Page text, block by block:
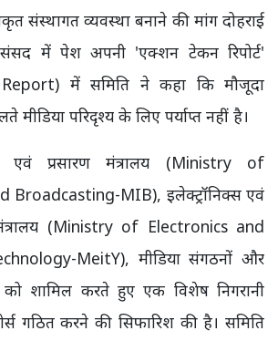
संस्थागत व्यवस्था बनाने की मांग दोहराई
में पेश अपनी 'एक्शन टेकन रिपोर्ट'
में समिति ने कहा कि मौजूदा
मीडिया परिदृश्य के लिए पर्याप्त नहीं है।
प्रसारण मंत्रालय (Ministry of
MIB), इलेक्ट्रॉनिक्स एवं
मंत्रालय (Ministry of Electronics and
MeitY), मीडिया संगठनों और
को शामिल करते हुए एक विशेष निगरानी
गठित करने की सिफारिश की है। समिति